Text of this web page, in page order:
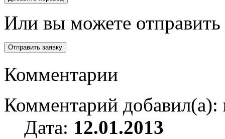
Или вы можете отправить
Комментарии
Комментарий добавил(а):
Дата: 12.01.2013